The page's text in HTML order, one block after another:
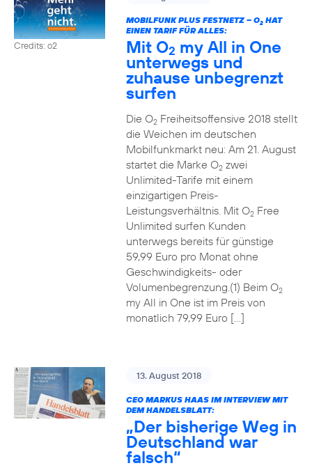
Credits: o2
MOBILFUNK PLUS FESTNETZ – O2HAT
EINEN TARIF FÜR ALLES:
Mit O2 my All in One
unterwegs und
zuhause unbegrenzt
surfen
Die O2Freiheitsoffensive 2018 stellt
die Weichen im deutschen
Mobilfunkmarkt neu: Am 21. August
startet die Marke O2zwei
Unlimited-Tarife mit einem
einzigartigen Preis-
Leistungsverhältnis. Mit O2Free
Unlimited surfen Kunden
unterwegs bereits für günstige
59,99 Euro pro Monat ohne
Geschwindigkeits- oder
Volumenbegrenzung.(1) Beim O2
my All in One ist im Preis von
monatlich 79,99 Euro […]
13. August 2018
CEO MARKUS HAAS IM INTERVIEW MIT
DEM HANDELSBLATT:
„Der bisherige Weg in
Deutschland war
falsch“